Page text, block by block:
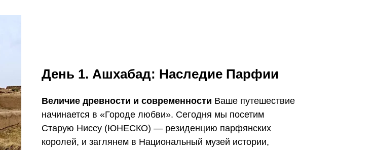
День 1. Ашхабад: Наследие Парфии
Величие древности и современности Ваше путешествие
начинается в «Городе любви». Сегодня мы посетим
Старую Ниссу (ЮНЕСКО) — резиденцию парфянских
королей, и заглянем в Национальный музей истории,